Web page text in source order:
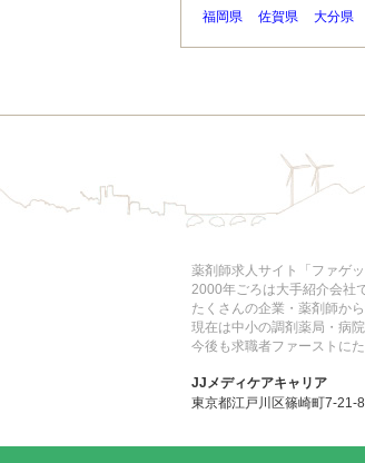
福岡県
佐賀県 大分県
薬剤師求人サイト「ファゲ
2000年ごろは大手紹介会社
たくさんの企業・薬剤師か
現在は中小の調剤薬局・病
今後も求職者ファーストに
JJメディケアキャリア
東京都江戸川区篠崎町7-21-